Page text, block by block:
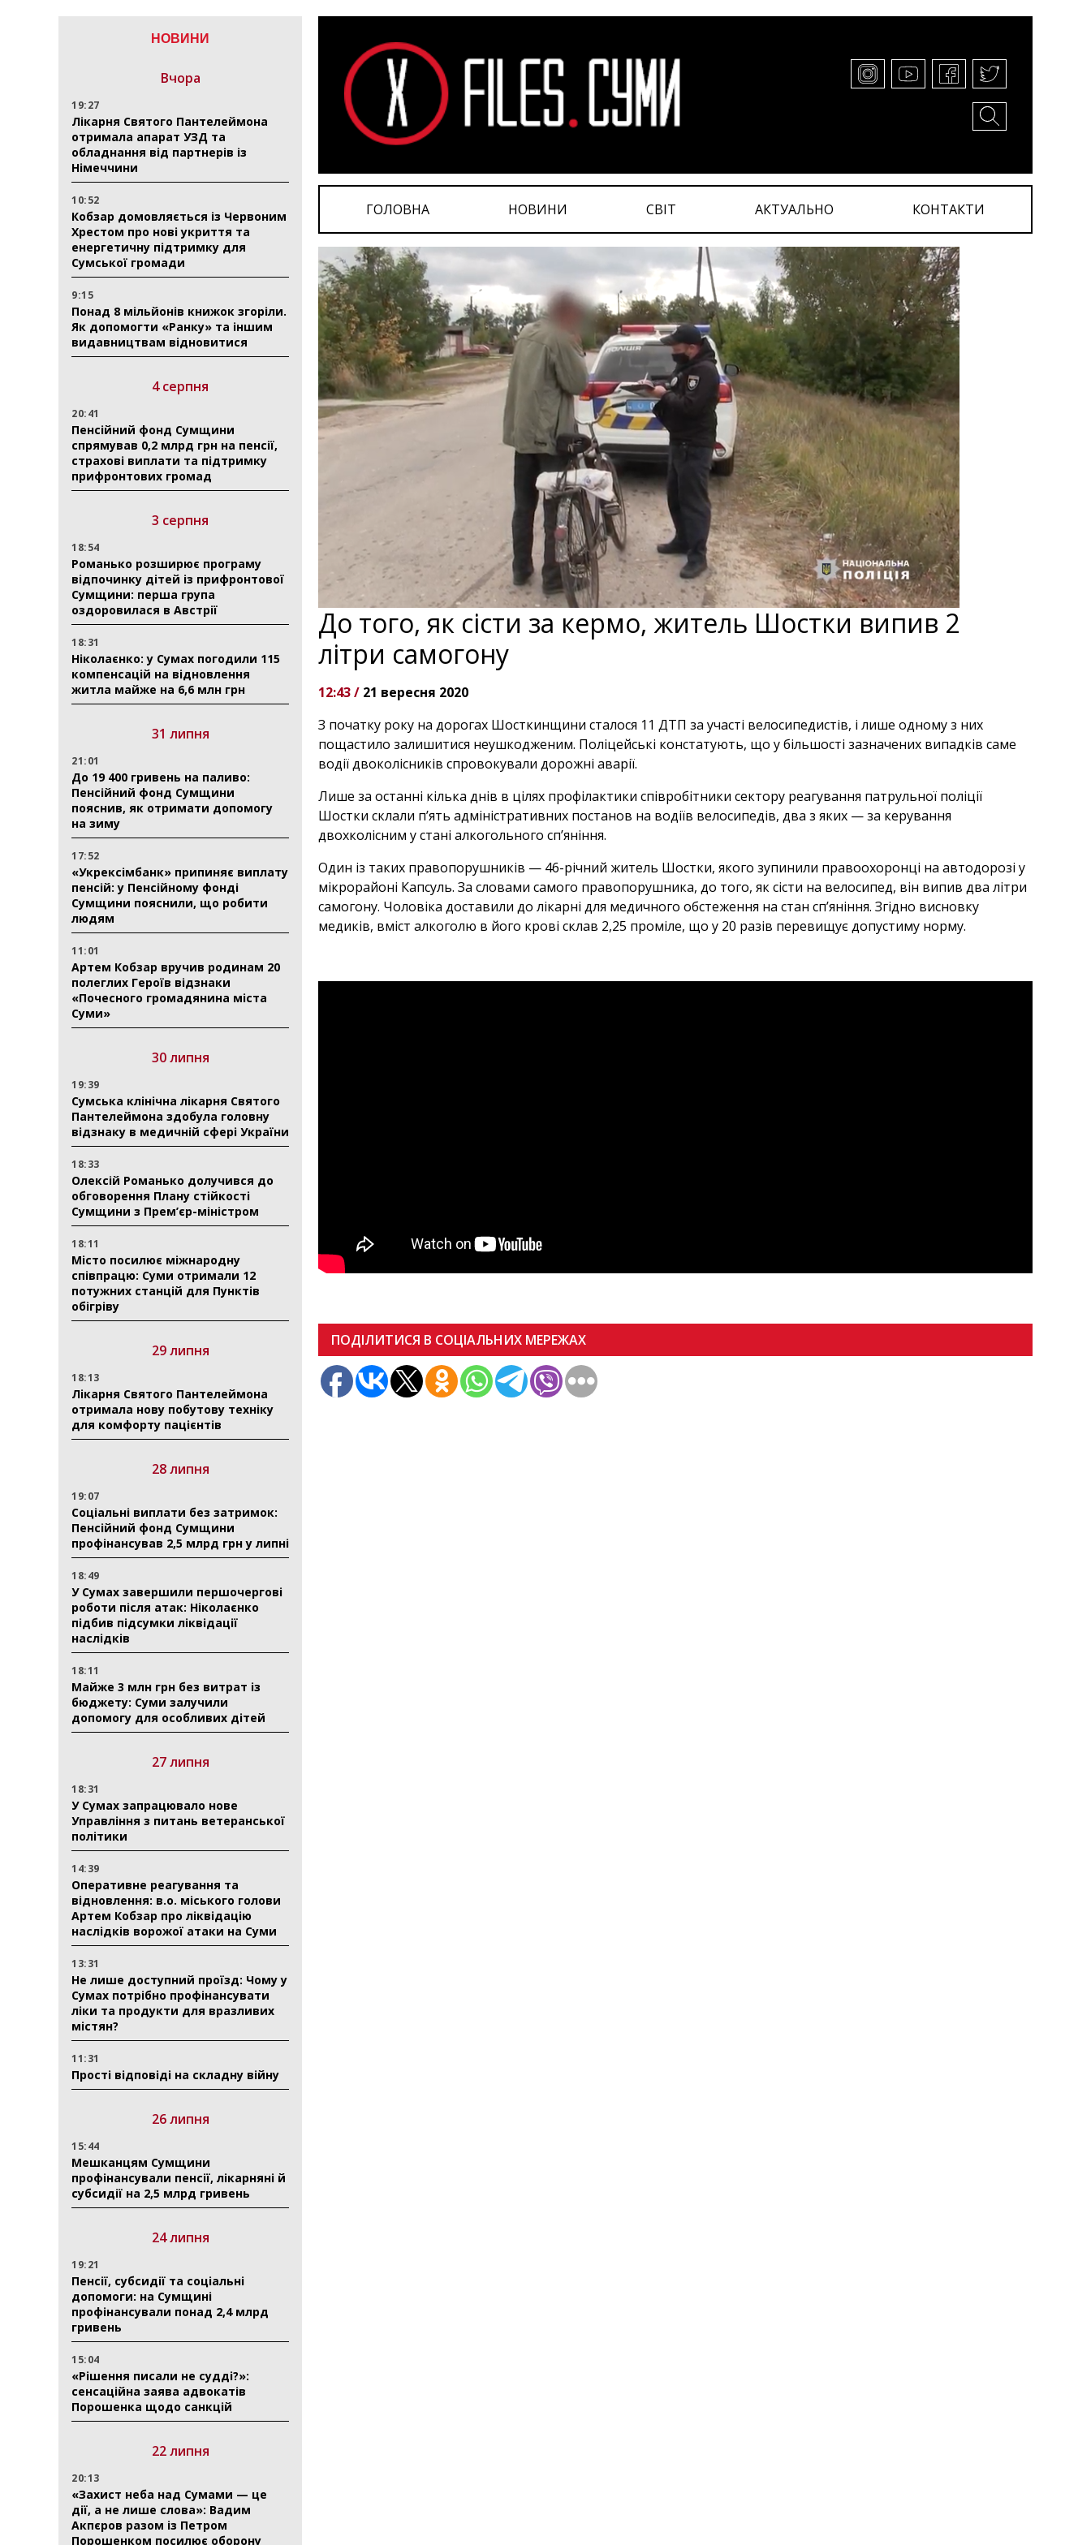
ГОЛОВНА НОВИНИ СВІТ АКТУАЛЬНО КОНТАКТИ
НОВИНИ
Вчора
19:27
Лікарня Святого Пантелеймона
отримала апарат УЗД та
обладнання від партнерів із
Німеччини
10:52
Кобзар домовляється із Червоним
Хрестом про нові укриття та
енергетичну підтримку для
Сумської громади
9:15
Понад 8 мільйонів книжок згоріли.
Як допомогти «Ранку» та іншим
видавництвам відновитися
4 серпня
20:41
Пенсійний фонд Сумщини
спрямував 0,2 млрд грн на пенсії,
страхові виплати та підтримку
прифронтових громад
3 серпня
18:54
Романько розширює програму
відпочинку дітей із прифронтової
Сумщини: перша група
оздоровилася в Австрії
18:31
Ніколаєнко: у Сумах погодили 115
компенсацій на відновлення
житла майже на 6,6 млн грн
31 липня
21:01
До 19 400 гривень на паливо:
Пенсійний фонд Сумщини
пояснив, як отримати допомогу
на зиму
17:52
«Укрексімбанк» припиняє виплату
пенсій: у Пенсійному фонді
Сумщини пояснили, що робити
людям
11:01
Артем Кобзар вручив родинам 20
полеглих Героїв відзнаки
«Почесного громадянина міста
Суми»
30 липня
19:39
Сумська клінічна лікарня Святого
Пантелеймона здобула головну
відзнаку в медичній сфері України
18:33
Олексій Романько долучився до
обговорення Плану стійкості
Сумщини з Прем’єр-міністром
18:11
Місто посилює міжнародну
співпрацю: Суми отримали 12
потужних станцій для Пунктів
обігріву
29 липня
18:13
Лікарня Святого Пантелеймона
отримала нову побутову техніку
для комфорту пацієнтів
28 липня
19:07
Соціальні виплати без затримок:
Пенсійний фонд Сумщини
профінансував 2,5 млрд грн у липні
18:49
У Сумах завершили першочергові
роботи після атак: Ніколаєнко
підбив підсумки ліквідації
наслідків
18:11
Майже 3 млн грн без витрат із
бюджету: Суми залучили
допомогу для особливих дітей
27 липня
18:31
У Сумах запрацювало нове
Управління з питань ветеранської
політики
14:39
Оперативне реагування та
відновлення: в.о. міського голови
Артем Кобзар про ліквідацію
наслідків ворожої атаки на Суми
13:31
Не лише доступний проїзд: Чому у
Сумах потрібно профінансувати
ліки та продукти для вразливих
містян?
11:31
Прості відповіді на складну війну
26 липня
15:44
Мешканцям Сумщини
профінансували пенсії, лікарняні й
субсидії на 2,5 млрд гривень
24 липня
19:21
Пенсії, субсидії та соціальні
допомоги: на Сумщині
профінансували понад 2,4 млрд
гривень
15:04
«Рішення писали не судді?»:
сенсаційна заява адвокатів
Порошенка щодо санкцій
22 липня
20:13
«Захист неба над Сумами — це
дії, а не лише слова»: Вадим
Акпєров разом із Петром
Порошенком посилює оборону
До того, як сісти за кермо, житель Шостки випив 2
літри самогону
12:43 / 21 вересня 2020
З початку року на дорогах Шосткинщини сталося 11 ДТП за участі велосипедистів, і лише одному з них
пощастило залишитися неушкодженим. Поліцейські констатують, що у більшості зазначених випадків саме
водії двоколісників спровокували дорожні аварії.
Лише за останні кілька днів в цілях профілактики співробітники сектору реагування патрульної поліції
Шостки склали п’ять адміністративних постанов на водіїв велосипедів, два з яких — за керування
двохколісним у стані алкогольного сп’яніння.
Один із таких правопорушників — 46-річний житель Шостки, якого зупинили правоохоронці на автодорозі у
мікрорайоні Капсуль. За словами самого правопорушника, до того, як сісти на велосипед, він випив два літри
самогону. Чоловіка доставили до лікарні для медичного обстеження на стан сп’яніння. Згідно висновку
медиків, вміст алкоголю в його крові склав 2,25 проміле, що у 20 разів перевищує допустиму норму.
ПОДІЛИТИСЯ В СОЦІАЛЬНИХ МЕРЕЖАХ